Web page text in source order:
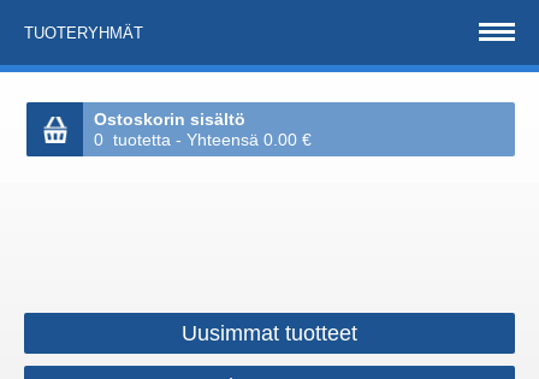
TUOTERYHMÄT
Ostoskorin sisältö
0 tuotetta - Yhteensä 0.00 €
Uusimmat tuotteet